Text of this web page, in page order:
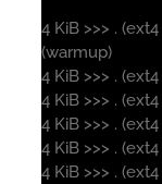
4 KiB >>> .
(warmup)
4 KiB >>> .
4 KiB >>> .
4 KiB >>> .
4 KiB >>> .
4 KiB >>> .